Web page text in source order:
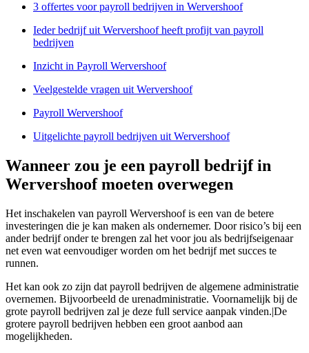
3 offertes voor payroll bedrijven in Wervershoof
Ieder bedrijf uit Wervershoof heeft profijt van payroll
bedrijven
Inzicht in Payroll Wervershoof
Veelgestelde vragen uit Wervershoof
Payroll Wervershoof
Uitgelichte payroll bedrijven uit Wervershoof
Wanneer zou je een payroll bedrijf in
Wervershoof moeten overwegen
Het inschakelen van payroll Wervershoof is een van de betere
investeringen die je kan maken als ondernemer. Door risico’s bij een
ander bedrijf onder te brengen zal het voor jou als bedrijfseigenaar
net even wat eenvoudiger worden om het bedrijf met succes te
runnen.
Het kan ook zo zijn dat payroll bedrijven de algemene administratie
overnemen. Bijvoorbeeld de urenadministratie. Voornamelijk bij de
grote payroll bedrijven zal je deze full service aanpak vinden.|De
grotere payroll bedrijven hebben een groot aanbod aan
mogelijkheden.